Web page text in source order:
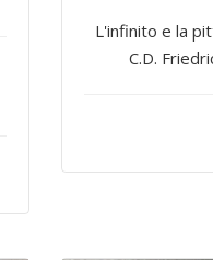
L'infinito e la
C.D.